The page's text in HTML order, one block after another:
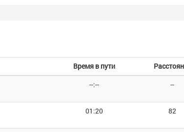
Время в пути
--:-- --
01:20 82